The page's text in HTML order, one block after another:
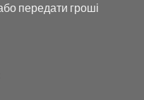
передати гроші